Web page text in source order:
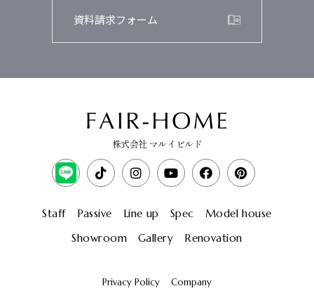
資料請求フォーム
株式会社 マルイビルド
Staff Passive Line up Spec
Model house
Showroom
Gallery Renovation
Privacy Policy Company